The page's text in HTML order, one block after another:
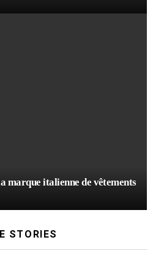
marque italienne de vêtements
STORIES